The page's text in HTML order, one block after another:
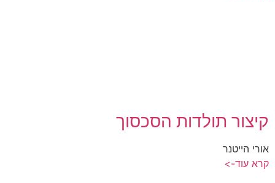
קיצור תולדות הסכסוך
אורי הייטנר
קרא עוד->